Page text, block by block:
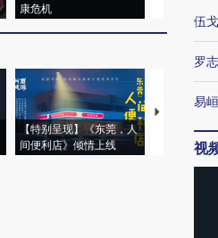
康危机
【特别呈现】《东莞，人
间便利店》倾情上线
【推广】走
会，让数智
伍戈
罗
易峘
视